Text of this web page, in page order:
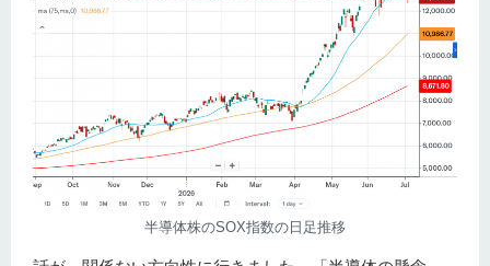
半導体株のSOX指数の日足推移